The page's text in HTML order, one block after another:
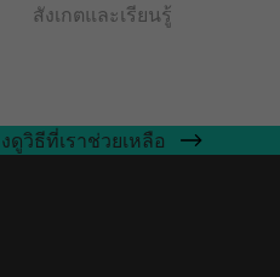
สังเกตและเรียนรู้
วิธีที่เราช่วยเหลือ